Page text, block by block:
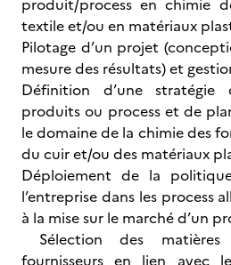
produit/process en chimie
textile et/ou en matériaux
Pilotage d’un projet
mesure des résultats) et
Définition d’une
produits ou process et de
le domaine de la chimie des
du cuir et/ou des matériaux
Déploiement de la
l’entreprise dans les process
à la mise sur le marché d’un
Sélection des
fournisseurs en lien avec